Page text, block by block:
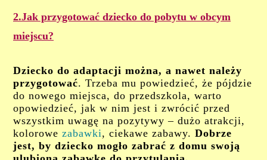
2.Jak przygotować dziecko do pobytu w obcym
miejscu?
Dziecko do adaptacji można, a nawet należy
przygotować. Trzeba mu powiedzieć, że pójdzie
do nowego miejsca, do przedszkola, warto
opowiedzieć, jak w nim jest i zwrócić przed
wszystkim uwagę na pozytywy – dużo atrakcji,
kolorowe zabawki, ciekawe zabawy. Dobrze
jest, by dziecko mogło zabrać z domu swoją